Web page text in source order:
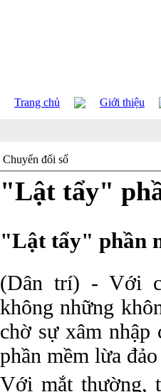
Trang chủ Giới thiệu
Chuyển đổi số
"Lật tẩy"
"Lật tẩy" phần
(Dân trí) - Với
không những
chờ sự xâm nhập
phần mềm lừa
Với mắt thường,